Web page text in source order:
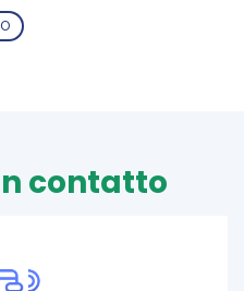
contatto